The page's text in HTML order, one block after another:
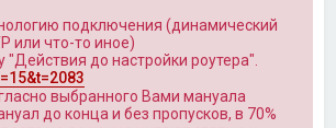
подключения (динамический
или что-то иное)
"Действия до настройки роутера".
выбранного Вами мануала
до конца и без пропусков, в 70%